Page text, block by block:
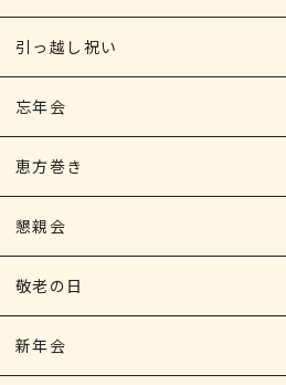
引っ越し祝い
忘年会
恵方巻き
懇親会
敬老の日
新年会